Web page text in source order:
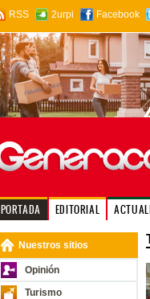
RSS 2urpi Facebook
PORTADA EDITORIAL
Nuestros sitios
Opinión
Turismo